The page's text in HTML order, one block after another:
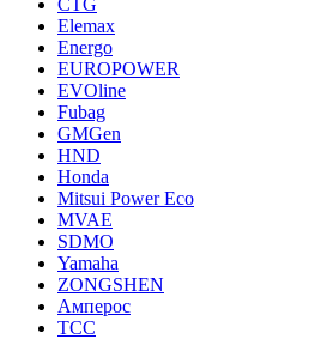
CTG
Elemax
Energo
EUROPOWER
EVOline
Fubag
GMGen
HND
Honda
Mitsui Power Eco
MVAE
SDMO
Yamaha
ZONGSHEN
Амперос
ТСС